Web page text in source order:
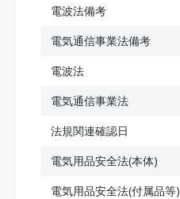
電波法備考
電気通信事業法備考
電波法
電気通信事業法
法規関連確認日
電気用品安全法(本体)
電気用品安全法(付属品等)